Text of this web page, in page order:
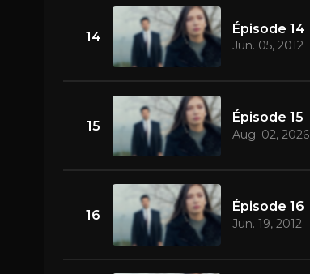
14
Épisode 14
Jun. 05, 2012
15
Épisode 15
Aug. 02, 2026
16
Épisode 16
Jun. 19, 2012